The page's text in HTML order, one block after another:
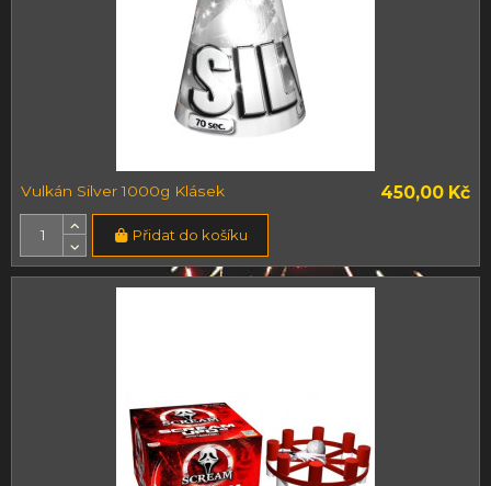
Vulkán Silver 1000g Klásek 450,00 Kč
Přidat do košíku